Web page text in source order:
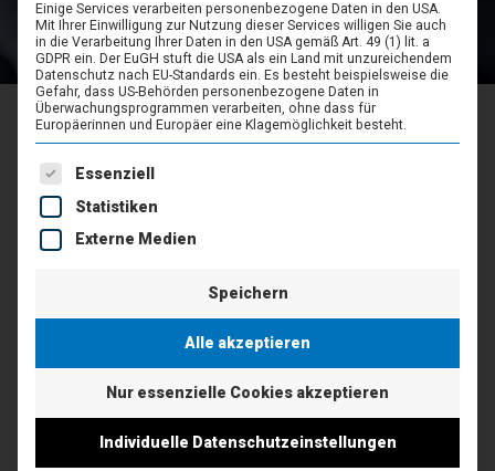
OUR MOTIVATION
Ein einfaches System
für jede Branche
asello wurde im Jahr 2015 als neuartige Lösung für die
Registrierkassenpflicht in Österreich entwickelt. Ziel
war es, eine einfache und benutzerfreundliche
Einige Services verarbeiten personenbezogene Daten in den USA.
Mit Ihrer Einwilligung zur Nutzung dieser Services willigen Sie auch
in die Verarbeitung Ihrer Daten in den USA gemäß Art. 49 (1) lit. a
GDPR ein. Der EuGH stuft die USA als ein Land mit unzureichendem
Datenschutz nach EU-Standards ein. Es besteht beispielsweise die
Gefahr, dass US-Behörden personenbezogene Daten in
Überwachungsprogrammen verarbeiten, ohne dass für
Europäerinnen und Europäer eine Klagemöglichkeit besteht.
Es folgt eine Liste der Service-Gruppen, für die eine
Essenziell
Statistiken
Externe Medien
Speichern
Alle akzeptieren
Nur essenzielle Cookies akzeptieren
Individuelle Datenschutzeinstellungen